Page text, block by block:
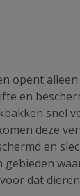
opent
en
snel
deze
en
dat